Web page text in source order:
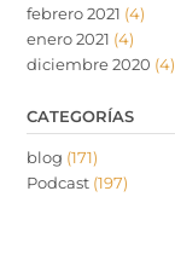
febrero 2021 (4)
enero 2021 (4)
diciembre 2020 (4)
CATEGORÍAS
blog (171)
Podcast (197)